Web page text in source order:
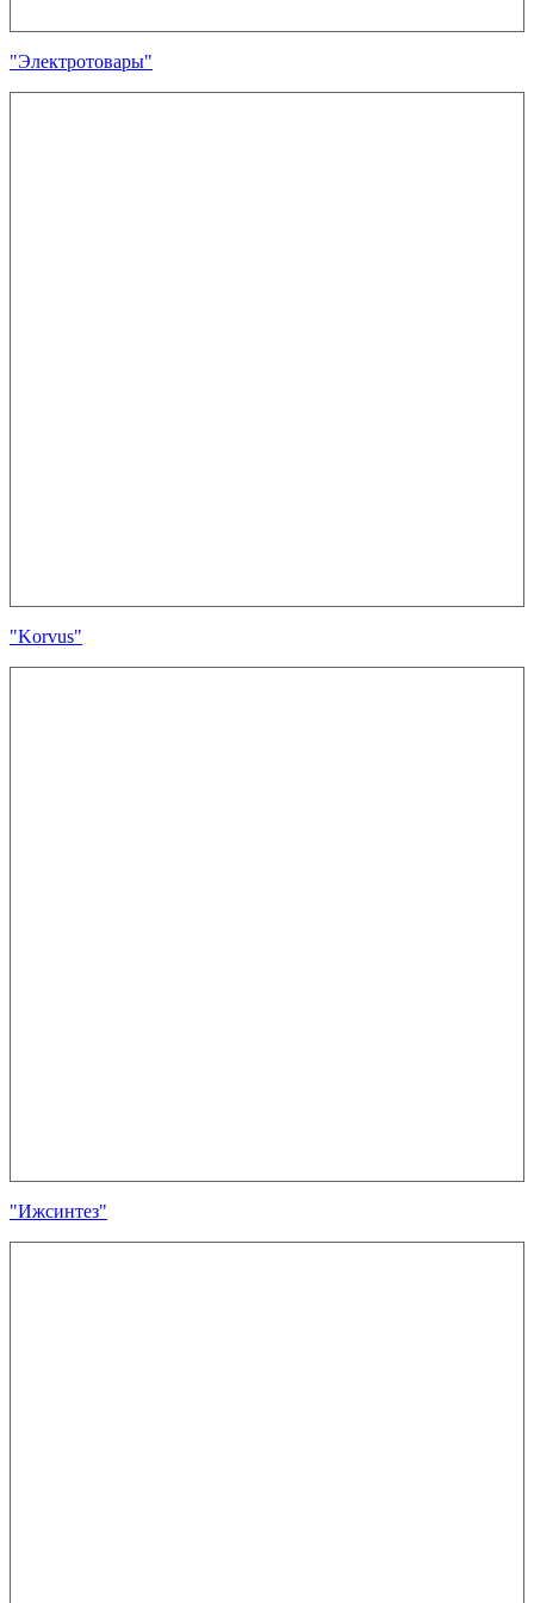
"Электротовары"
"Korvus"
"Ижсинтез"